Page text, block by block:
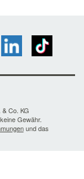
Co. KG
Gewähr.
und das